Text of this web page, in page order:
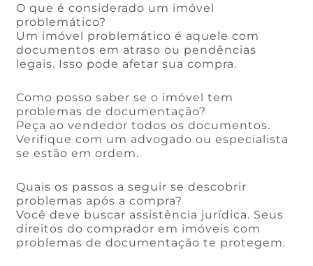
O que é considerado um imóvel
problemático?
Um imóvel problemático é aquele com
documentos em atraso ou pendências
legais. Isso pode afetar sua compra.
Como posso saber se o imóvel tem
problemas de documentação?
Peça ao vendedor todos os documentos.
Verifique com um advogado ou especialista
se estão em ordem.
Quais os passos a seguir se descobrir
problemas após a compra?
Você deve buscar assistência jurídica. Seus
direitos do comprador em imóveis com
problemas de documentação te protegem.